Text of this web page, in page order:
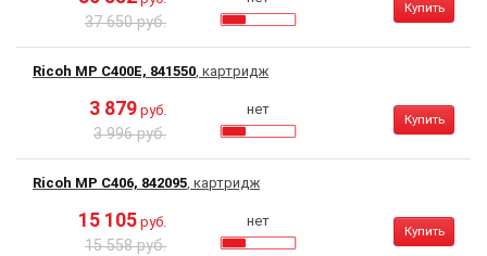
37 650 руб.
Купить
Ricoh MP C400E, 841550, картридж
3 879 руб.
3 996 руб.
нет
Купить
Ricoh MP C406, 842095, картридж
15 105 руб.
15 558 руб.
нет
Купить